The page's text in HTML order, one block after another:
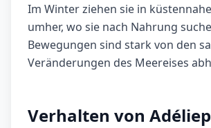
Im Winter ziehen sie in
umher, wo sie nach Nahrung
Bewegungen sind stark von den
Veränderungen des Meereises
Verhalten von